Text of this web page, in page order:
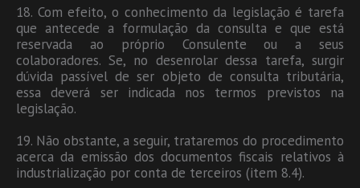
18. Com efeito, o conhecimento da legislação é tarefa
que antecede a formulação da consulta e que está
reservada ao próprio Consulente ou a seus
colaboradores. Se, no desenrolar dessa tarefa, surgir
dúvida passível de ser objeto de consulta tributária,
essa deverá ser indicada nos termos previstos na
legislação.
19. Não obstante, a seguir, trataremos do procedimento
acerca da emissão dos documentos fiscais relativos à
industrialização por conta de terceiros (item 8.4).